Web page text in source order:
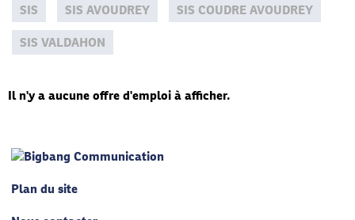
SIS
SIS AVOUDREY
SIS COUDRE AVOUDREY
SIS VALDAHON
Il n'y a aucune offre d'emploi à afficher.
Plan du site